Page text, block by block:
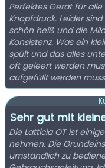
Perfektes Gerät für
Knopfdruck. Leider
schön heiß und die
Konsistenz. Was ein
spült und das alles
oft geleert werden
aufgefüllt werden
Sehr gut mit
Die Latticia OT ist
nehmen. Die
umständlich zu